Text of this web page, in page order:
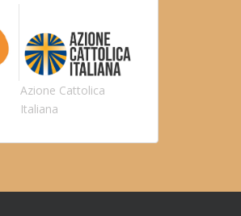
Azione Cattolica
Italiana